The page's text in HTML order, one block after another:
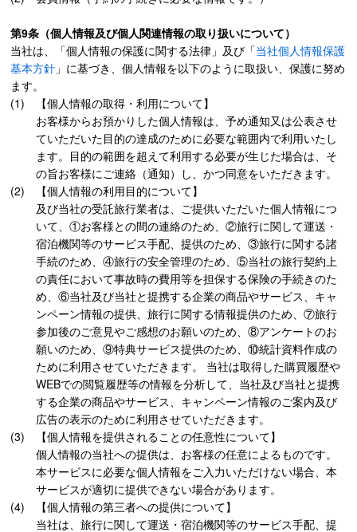
第9条（個人情報及び個人関連情報の取り扱いについて）
当社は、「個人情報の保護に関する法律」及び「当社個人情報保護
基本方針 」に基づき、個人情報を以下のように取扱い、保護に努め
ます。
【個人情報の取得・利用について】
お客様からお預かりした個人情報は、予め通知又は公表させ
ていただいた目的の達成のために必要な範囲内で利用いたし
ます。目的の範囲を超えて利用する必要が生じた場合は、そ
の旨お客様にご連絡（通知）し、かつ同意をいただきます。
【個人情報の利用目的について】
及び当社の受託旅行業者は、ご提供いただいた個人情報につ
いて、①お客様との間の連絡のため、②旅行に関して運送・
宿泊機関等のサービス手配、提供のため、③旅行に関する諸
手続のため、④旅行の安全管理のため、⑤当社の旅行契約上
の責任において事故時の費用等を担保する保険の手続きのた
め、⑥当社及び当社と提携する企業の商品やサービス、キャ
ンペーン情報の提供、旅行に関する情報提供のため、⑦旅行
参加後のご意見やご感想のお願いのため、⑧アンケートのお
願いのため、⑨特典サービス提供のため、⑩統計資料作成の
ために利用させていただきます。 当社は取得した購買履歴や
WEBでの閲覧履歴等の情報を分析して、当社及び当社と提携
する企業の商品やサービス、キャンペーン情報のご案内及び
広告の表示のために利用させていただきます。
【個人情報を提供されることの任意性について】
個人情報の当社への提供は、お客様の任意によるものです。
本サービスに必要な個人情報をご入力いただけない場合、本
サービスが適切に提供できない場合があります。
【個人情報の第三者への提供について】
当社は、旅行に関して運送・宿泊機関等のサービス手配、提